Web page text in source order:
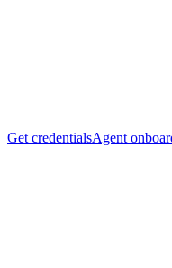
Get credentialsAgent